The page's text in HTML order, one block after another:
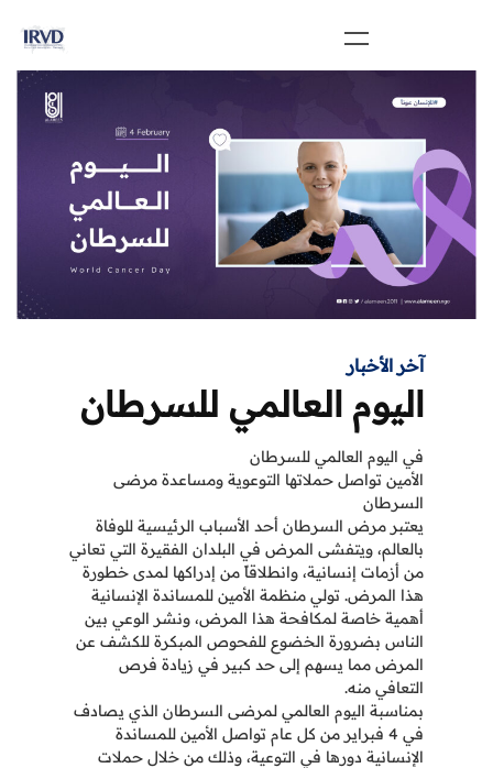
آخر الأخبار
اليوم العالمي للسرطان
في اليوم العالمي للسرطان
الأمين تواصل حملاتها التوعوية ومساعدة مرضى
السرطان
يعتبر مرض السرطان أحد الأسباب الرئيسية للوفاة
بالعالم، ويتفشى المرض في البلدان الفقيرة التي تعاني
من أزمات إنسانية، وانطلاقاً من إدراكها لمدى خطورة
هذا المرض. تولي منظمة الأمين للمساندة الإنسانية
أهمية خاصة لمكافحة هذا المرض، ونشر الوعي بين
الناس بضرورة الخضوع للفحوص المبكرة للكشف عن
المرض مما يسهم إلى حد كبير في زيادة فرص
التعافي منه.
بمناسبة اليوم العالمي لمرضى السرطان الذي يصادف
في 4 فبراير من كل عام تواصل الأمين للمساندة
الإنسانية دورها في التوعية، وذلك من خلال حملات